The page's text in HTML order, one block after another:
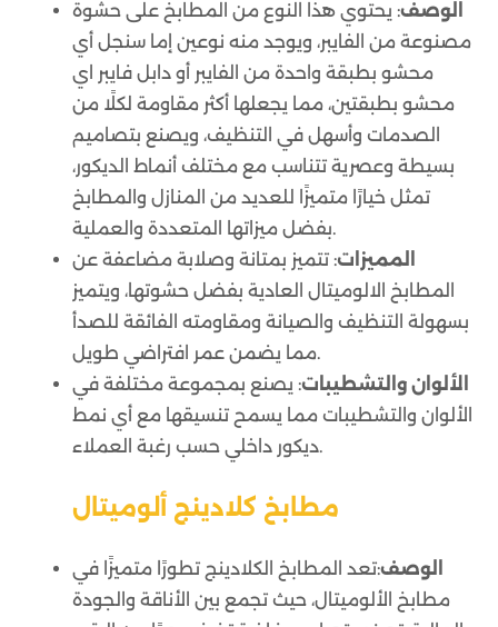
الوصف: يحتوي هذا النوع من المطابخ على حشوة
مصنوعة من الفايبر، ويوجد منه نوعين إما سنجل أي
محشو بطبقة واحدة من الفايبر أو دابل فايبر اي
محشو بطبقتين، مما يجعلها أكثر مقاومة لكلًا من
الصدمات وأسهل في التنظيف، ويصنع بتصاميم
بسيطة وعصرية تتناسب مع مختلف أنماط الديكور،
تمثل خيارًا متميزًا للعديد من المنازل والمطابخ
بفضل ميزاتها المتعددة والعملية.
المميزات: تتميز بمتانة وصلابة مضاعفة عن
المطابخ الالوميتال العادية بفضل حشوتها، ويتميز
بسهولة التنظيف والصيانة ومقاومته الفائقة للصدأ
مما يضمن عمر افتراضي طويل.
الألوان والتشطيبات: يصنع بمجموعة مختلفة في
الألوان والتشطيبات مما يسمح تنسيقها مع أي نمط
ديكور داخلي حسب رغبة العملاء.
الوصف:تعد المطابخ الكلادينج تطورًا متميزًا في
مطابخ الألوميتال، حيث تجمع بين الأناقة والجودة